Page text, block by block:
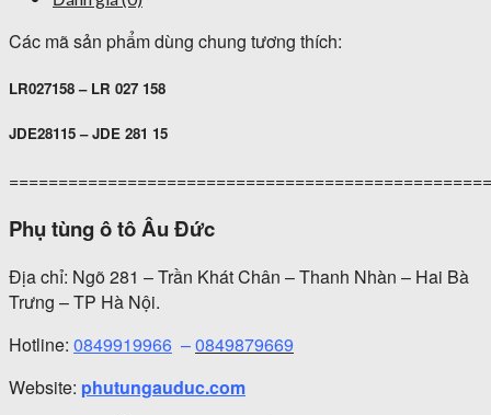
Các mã sản phẩm dùng chung tương thích:
LR027158 – LR 027 158
JDE28115 – JDE 281 15
Phụ tùng ô tô Âu Đức
Địa chỉ: Ngõ 281 – Trần Khát Chân – Thanh Nhàn – Hai Bà
Trưng – TP Hà Nội.
Hotline: 0849919966 –0849879669
Website: phutungauduc.com